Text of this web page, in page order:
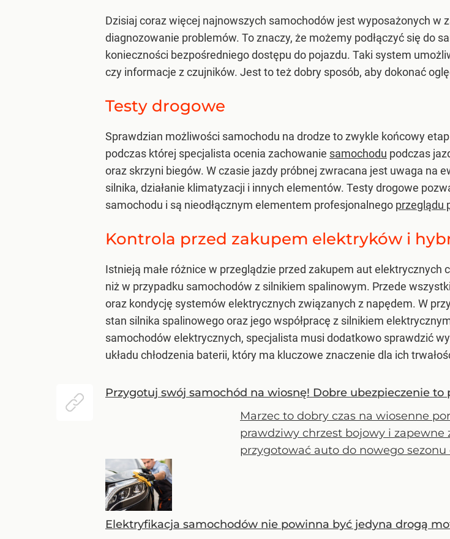
Dzisiaj coraz więcej najnowszych samochodów jest wyposażonych
diagnozowanie problemów. To znaczy, że możemy podłączyć się do
konieczności bezpośredniego dostępu do pojazdu. Taki system
czy informacje z czujników. Jest to też dobry sposób, aby dokonać
Testy drogowe
Sprawdzian możliwości samochodu na drodze to zwykle końcowy
podczas której specjalista ocenia zachowanie samochodu podczas
oraz skrzyni biegów. W czasie jazdy próbnej zwracana jest uwaga na
silnika, działanie klimatyzacji i innych elementów. Testy drogowe
samochodu i są nieodłącznym elementem profesjonalnego przeglądu
Kontrola przed zakupem elektryków i
Istnieją małe różnice w przeglądzie przed zakupem aut
niż w przypadku samochodów z silnikiem spalinowym. Przede
oraz kondycję systemów elektrycznych związanych z napędem. W
stan silnika spalinowego oraz jego współpracę z silnikiem
samochodów elektrycznych, specjalista musi dodatkowo sprawdzić
układu chłodzenia baterii, który ma kluczowe znaczenie dla ich
Przygotuj swój samochód na wiosnę! Dobre ubezpieczenie to
Marzec to dobry czas na wiosenne
prawdziwy chrzest bojowy i zapewne
przygotować auto do nowego sezonu
Elektryfikacja samochodów nie powinna być jedyna drogą